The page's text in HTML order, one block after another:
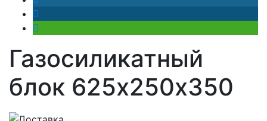
Газосиликатный
блок 625х250х350